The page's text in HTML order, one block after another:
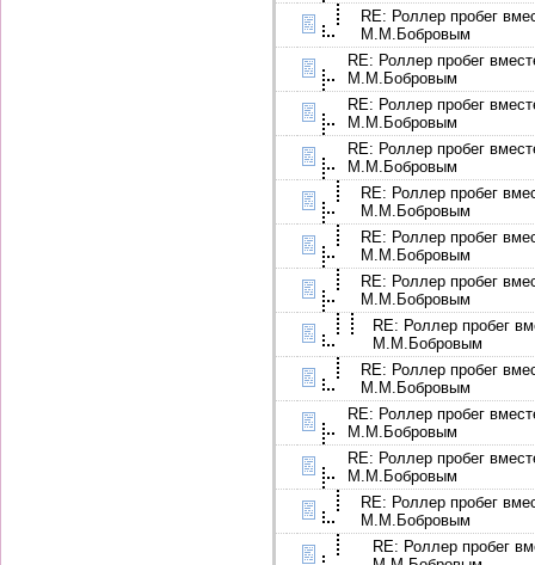
RE: Роллер пробег
М.М.Бобровым
RE: Роллер пробег
М.М.Бобровым
RE: Роллер пробег
М.М.Бобровым
RE: Роллер пробег
М.М.Бобровым
RE: Роллер пробег
М.М.Бобровым
RE: Роллер пробег
М.М.Бобровым
RE: Роллер пробег
М.М.Бобровым
RE: Роллер пробег
М.М.Бобровым
RE: Роллер пробег
М.М.Бобровым
RE: Роллер пробег
М.М.Бобровым
RE: Роллер пробег
М.М.Бобровым
RE: Роллер пробег
М.М.Бобровым
RE: Роллер пробег